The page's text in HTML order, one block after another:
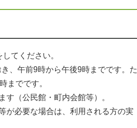
てください。
、午前9時から午後9時までです。た
までです。
（公民館・町内会館等）。
必要な場合は、利用される方の実